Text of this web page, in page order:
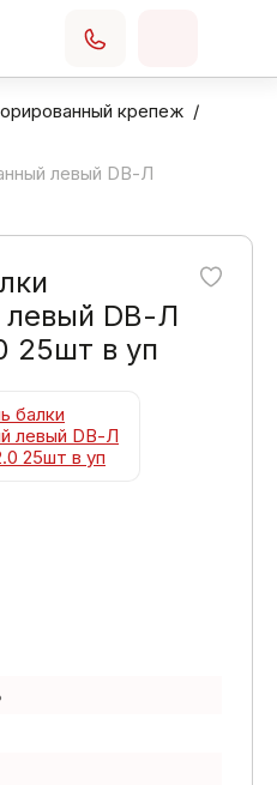
крепеж
левый DВ-Л
левый DВ-Л
25шт в уп